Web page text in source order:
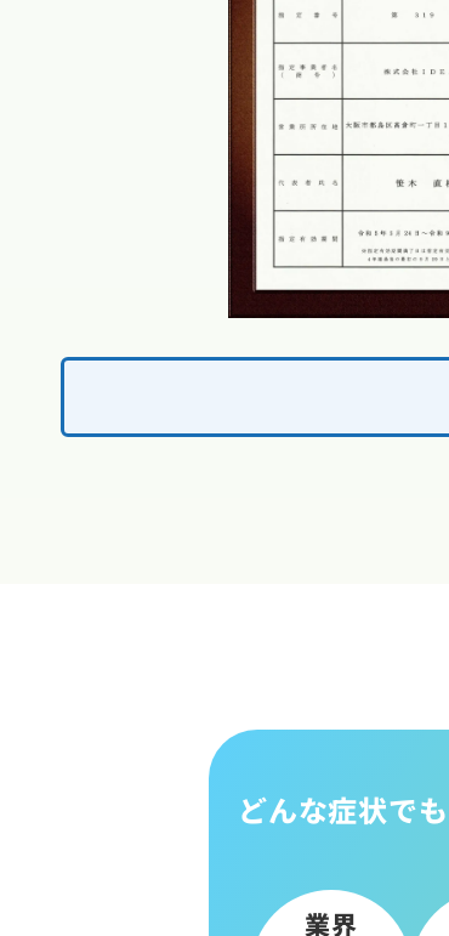
どんな症状でも
業界